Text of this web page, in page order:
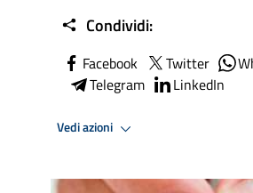
Condividi:
Facebook Twitter
Telegram
LinkedIn
Vedi azioni